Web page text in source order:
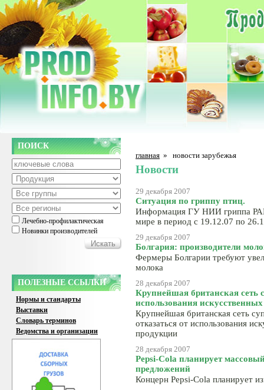
ПОИСК
Лечебно-профилактическая
Новинки производителей
ПОЛЕЗНЫЕ ССЫЛКИ
Нормы и стандарты
Выставки
Словарь терминов
Ведомства и организации
главная » новости зарубежья
Новости
29 декабря 2007
Ситуация по гриппу птиц.
Информация ГУ НИИ гриппа
мире в период с 19.12.07 по
29 декабря 2007
Болгария: производители
Фермеры Болгарии требуют
молока
28 декабря 2007
Крупнейшая британская сеть
использования
Крупнейшая британская сеть
отказаться от использования
продукции
28 декабря 2007
Pepsi-Cola планирует
предложений
Концерн Pepsi-Cola планирует